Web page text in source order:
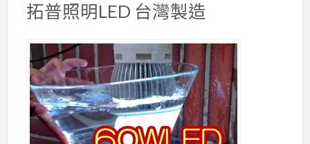
拓普照明LED 台灣製造